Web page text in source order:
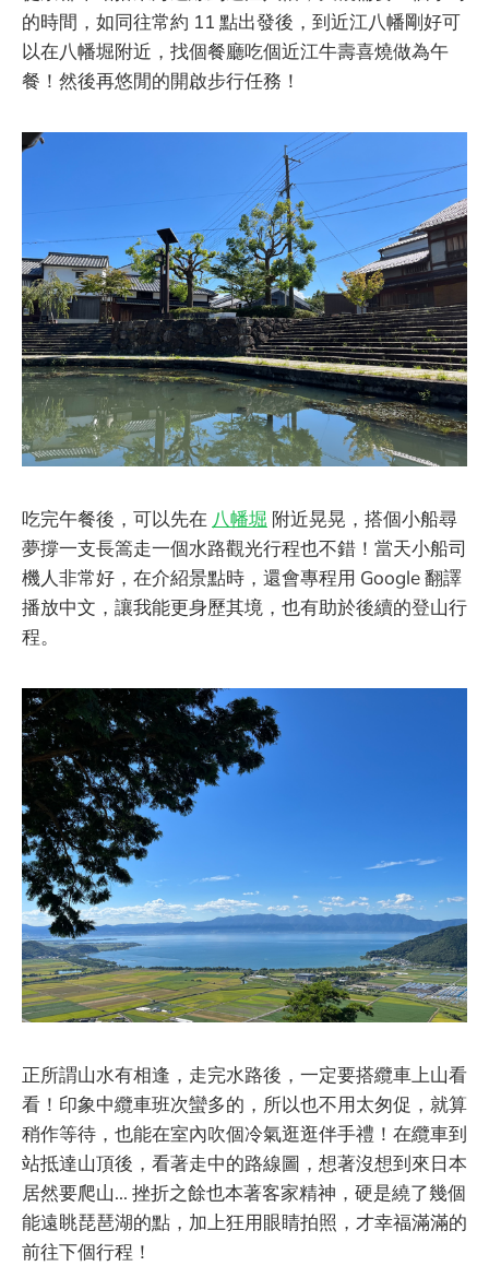
的時間，如同往常約 11 點出發後，到近江八幡剛好可
以在八幡堀附近，找個餐廳吃個近江牛壽喜燒做為午
餐！然後再悠閒的開啟步行任務！
吃完午餐後，可以先在 八幡堀 附近晃晃，搭個小船尋
夢撐一支長篙走一個水路觀光行程也不錯！當天小船司
機人非常好，在介紹景點時，還會專程用 Google 翻譯
播放中文，讓我能更身歷其境，也有助於後續的登山行
程。
正所謂山水有相逢，走完水路後，一定要搭纜車上山看
看！印象中纜車班次蠻多的，所以也不用太匆促，就算
稍作等待，也能在室內吹個冷氣逛逛伴手禮！在纜車到
站抵達山頂後，看著走中的路線圖，想著沒想到來日本
居然要爬山... 挫折之餘也本著客家精神，硬是繞了幾個
能遠眺琵琶湖的點，加上狂用眼睛拍照，才幸福滿滿的
前往下個行程！